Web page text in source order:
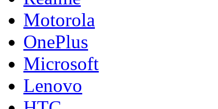
Motorola
OnePlus
Microsoft
Lenovo